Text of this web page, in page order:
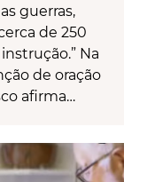
guerras,
de 250
Na
de oração
afirma…